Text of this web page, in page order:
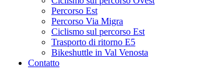
Percorso Est
Percorso Via Migra
Ciclismo sul percorso Est
Trasporto di ritorno E5
Bikeshuttle in Val Venosta
Contatto